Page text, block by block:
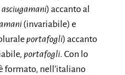
asciugamani) accanto al
(invariabile) e
portafogli) accanto
portafogli. Con lo
formato, nell’italiano